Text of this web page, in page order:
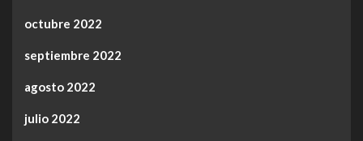
octubre 2022
septiembre 2022
agosto 2022
julio 2022